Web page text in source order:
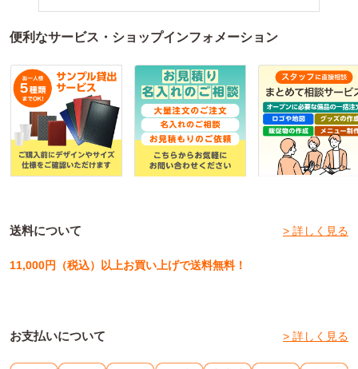
便利なサービス・ショップインフォメーション
送料について > 詳しく見る
11,000円（税込）以上お買い上げで送料無料！
お支払いについて > 詳しく見る